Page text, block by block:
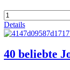
Details
40 beliebte